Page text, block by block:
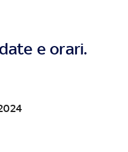
e orari.